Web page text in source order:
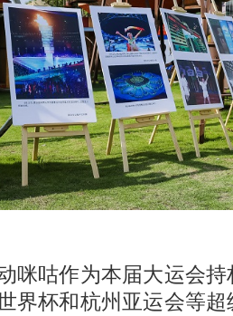
咕作为本届大运会持
界杯和杭州亚运会等